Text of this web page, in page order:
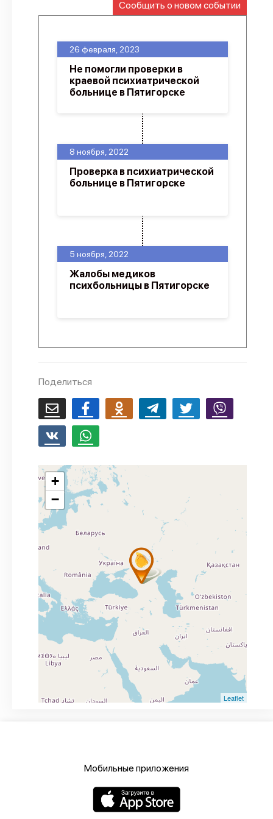
О проекте
Сообщить о новом событии
5 ноября, 2022
Жалобы медиков
психбольницы в Пятигорске
8 ноября, 2022
Проверка в психиатрической
больнице в Пятигорске
26 февраля, 2023
Не помогли проверки в
краевой психиатрической
больнице в Пятигорске
Поделиться
+
−
Leaflet
Мобильные приложения